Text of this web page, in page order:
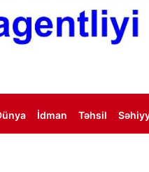
İdman Təhsil